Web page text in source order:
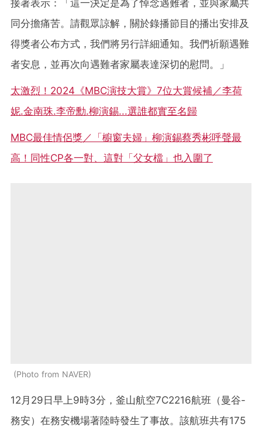
接著表示：「這一決定是為了悼念遇難者，並與家屬共
同分擔痛苦。請觀眾諒解，關於錄播節目的播出安排及
得獎者公布方式，我們將另行詳細通知。我們祈願遇難
者安息，並再次向遇難者家屬表達深切的慰問。」
太激烈！2024《MBC演技大賞》7位大賞候補／李荷
妮.金南珠.李帝勳.柳演錫...選誰都實至名歸
MBC最佳情侶獎／「櫥窗夫婦」柳演錫蔡秀彬呼聲最
高！同性CP各一對、這對「父女檔」也入圍了
Photo from NAVER
12月29日早上9時3分，釜山航空7C2216航班（曼谷-
務安）在務安機場著陸時發生了事故。該航班共有175